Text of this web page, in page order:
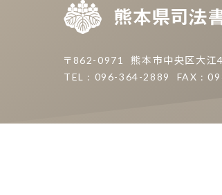
〒862-0971
熊本市中央区大江
TEL : 096-364-2889
FAX :